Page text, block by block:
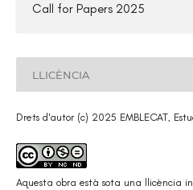
Call for Papers 2025
LLICÈNCIA
Drets d'autor (c) 2025 EMBLECAT,
Aquesta obra està sota una llicència